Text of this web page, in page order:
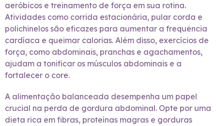
aeróbicos e treinamento de força em sua rotina.
Atividades como corrida estacionária, pular corda e
polichinelos são eficazes para aumentar a frequência
cardíaca e queimar calorias. Além disso, exercícios de
força, como abdominais, pranchas e agachamentos,
ajudam a tonificar os músculos abdominais e a
fortalecer o core.
A alimentação balanceada desempenha um papel
crucial na perda de gordura abdominal. Opte por uma
dieta rica em fibras, proteínas magras e gorduras